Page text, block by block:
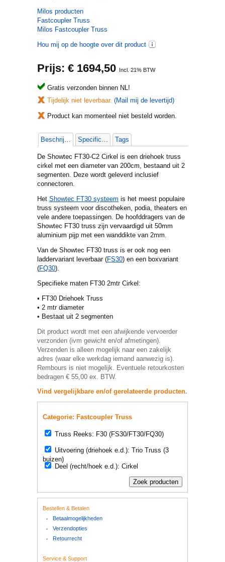
Milos producten
Fastcoupler Truss
Milos Fastcoupler Truss
Hou mij op de hoogte over dit product
Prijs: € 1694,50 Incl. 21% BTW
Gratis verzonden binnen NL!
Tijdelijk niet leverbaar. (Mail mij de levertijd)
Product kan momenteel niet besteld worden.
Beschrijving Specificaties Tags
De Showtec FT30-C2 Cirkel is een driehoek truss
cirkel met een diameter van 200cm, bestaand uit 2
segmenten. Deze wordt geleverd inclusief
connectoren.
Het Showtec FT30 systeem is het meest populaire
truss systeem voor discotheken, podia, theaters en
vele andere toepassingen. De hoofddragers van de
Showtec FT30 truss zijn vervaardigd uit 50mm
aluminium pijp met een wanddikte van 2mm.
Van de Showtec FT30 truss is er ook nog een
laddervariant leverbaar (FS30) en een boxvariant
(FQ30).
Specifieke maten FT30 2mtr Cirkel:
• FT30 Driehoek Truss
• 2 mtr diameter
• Bestaat uit 2 segmenten
Dit product wordt met een afwijkende vervoerder
verzonden (ivm gewicht en/of afmetingen).
Verzenden is alleen mogelijk naar een zakelijk
adres (waar elke werkdag iemand aanwezig is).
Rembours is niet mogelijk. Eventuele retourkosten
bedragen € 55,00 ex. BTW.
Vind vergelijkbare en/of gerelateerde producten.
Categorie: Fastcoupler Truss
Truss Reeks: F30 (FS30/FT30/FQ30)
Uitvoering (driehoek e.d.): Trio Truss (3
buizen)
Deel (recht/hoek e.d.): Cirkel
Bestellen & Betalen
Betaalmogelijkheden
Verzendopties
Retourrecht
Service & Support